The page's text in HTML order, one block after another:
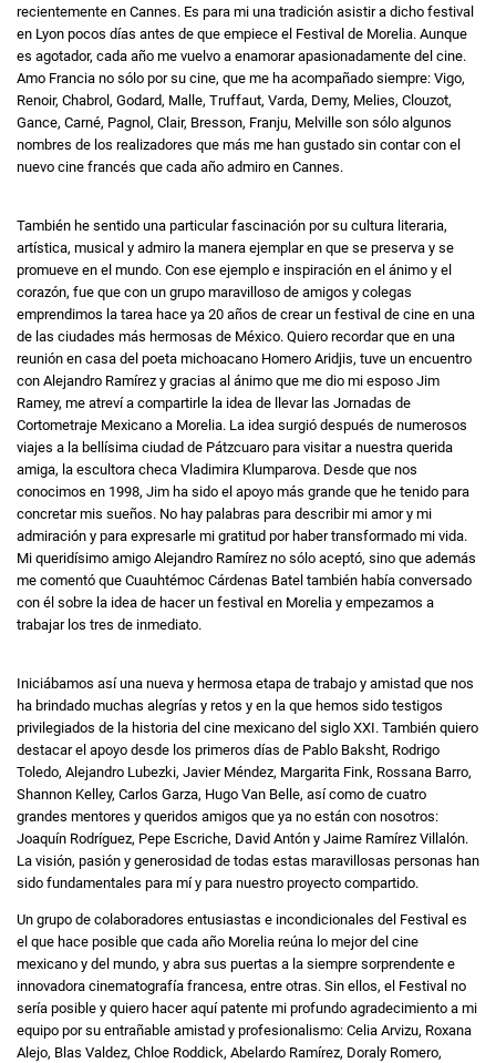
recientemente en Cannes. Es para mi una tradición asistir a dicho festival
en Lyon pocos días antes de que empiece el Festival de Morelia. Aunque
es agotador, cada año me vuelvo a enamorar apasionadamente del cine.
Amo Francia no sólo por su cine, que me ha acompañado siempre: Vigo,
Renoir, Chabrol, Godard, Malle, Truffaut, Varda, Demy, Melies, Clouzot,
Gance, Carné, Pagnol, Clair, Bresson, Franju, Melville son sólo algunos
nombres de los realizadores que más me han gustado sin contar con el
nuevo cine francés que cada año admiro en Cannes.
También he sentido una particular fascinación por su cultura literaria,
artística, musical y admiro la manera ejemplar en que se preserva y se
promueve en el mundo. Con ese ejemplo e inspiración en el ánimo y el
corazón, fue que con un grupo maravilloso de amigos y colegas
emprendimos la tarea hace ya 20 años de crear un festival de cine en una
de las ciudades más hermosas de México. Quiero recordar que en una
reunión en casa del poeta michoacano Homero Aridjis, tuve un encuentro
con Alejandro Ramírez y gracias al ánimo que me dio mi esposo Jim
Ramey, me atreví a compartirle la idea de llevar las Jornadas de
Cortometraje Mexicano a Morelia. La idea surgió después de numerosos
viajes a la bellísima ciudad de Pátzcuaro para visitar a nuestra querida
amiga, la escultora checa Vladimira Klumparova. Desde que nos
conocimos en 1998, Jim ha sido el apoyo más grande que he tenido para
concretar mis sueños. No hay palabras para describir mi amor y mi
admiración y para expresarle mi gratitud por haber transformado mi vida.
Mi queridísimo amigo Alejandro Ramírez no sólo aceptó, sino que además
me comentó que Cuauhtémoc Cárdenas Batel también había conversado
con él sobre la idea de hacer un festival en Morelia y empezamos a
trabajar los tres de inmediato.
Iniciábamos así una nueva y hermosa etapa de trabajo y amistad que nos
ha brindado muchas alegrías y retos y en la que hemos sido testigos
privilegiados de la historia del cine mexicano del siglo XXI. También quiero
destacar el apoyo desde los primeros días de Pablo Baksht, Rodrigo
Toledo, Alejandro Lubezki, Javier Méndez, Margarita Fink, Rossana Barro,
Shannon Kelley, Carlos Garza, Hugo Van Belle, así como de cuatro
grandes mentores y queridos amigos que ya no están con nosotros:
Joaquín Rodríguez, Pepe Escriche, David Antón y Jaime Ramírez Villalón.
La visión, pasión y generosidad de todas estas maravillosas personas han
sido fundamentales para mí y para nuestro proyecto compartido.
Un grupo de colaboradores entusiastas e incondicionales del Festival es
el que hace posible que cada año Morelia reúna lo mejor del cine
mexicano y del mundo, y abra sus puertas a la siempre sorprendente e
innovadora cinematografía francesa, entre otras. Sin ellos, el Festival no
sería posible y quiero hacer aquí patente mi profundo agradecimiento a mi
equipo por su entrañable amistad y profesionalismo: Celia Arvizu, Roxana
Alejo, Blas Valdez, Chloe Roddick, Abelardo Ramírez, Doraly Romero,